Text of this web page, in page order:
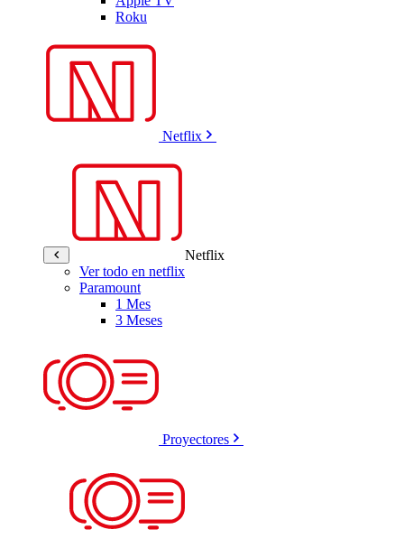
Roku
Netflix
Netflix
Ver todo en netflix
Paramount
1 Mes
3 Meses
Proyectores